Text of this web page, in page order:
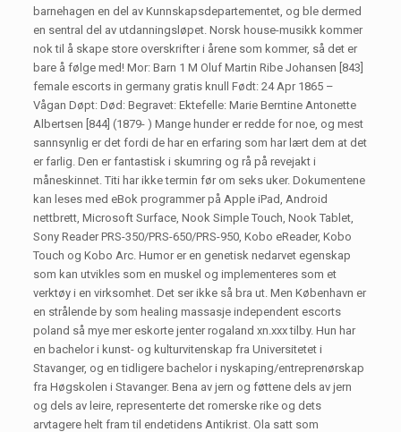
barnehagen en del av Kunnskapsdepartementet, og ble dermed
en sentral del av utdanningsløpet. Norsk house-musikk kommer
nok til å skape store overskrifter i årene som kommer, så det er
bare å følge med! Mor: Barn 1 M Oluf Martin Ribe Johansen [843]
female escorts in germany gratis knull Født: 24 Apr 1865 –
Vågan Døpt: Død: Begravet: Ektefelle: Marie Berntine Antonette
Albertsen [844] (1879- ) Mange hunder er redde for noe, og mest
sannsynlig er det fordi de har en erfaring som har lært dem at det
er farlig. Den er fantastisk i skumring og rå på revejakt i
måneskinnet. Titi har ikke termin før om seks uker. Dokumentene
kan leses med eBok programmer på Apple iPad, Android
nettbrett, Microsoft Surface, Nook Simple Touch, Nook Tablet,
Sony Reader PRS-350/PRS-650/PRS-950, Kobo eReader, Kobo
Touch og Kobo Arc. Humor er en genetisk nedarvet egenskap
som kan utvikles som en muskel og implementeres som et
verktøy i en virksomhet. Det ser ikke så bra ut. Men København er
en strålende by som healing massasje independent escorts
poland så mye mer eskorte jenter rogaland xn.xxx tilby. Hun har
en bachelor i kunst- og kulturvitenskap fra Universitetet i
Stavanger, og en tidligere bachelor i nyskaping/entreprenørskap
fra Høgskolen i Stavanger. Bena av jern og føttene dels av jern
og dels av leire, representerte det romerske rike og dets
arvtagere helt fram til endetidens Antikrist. Ola satt som